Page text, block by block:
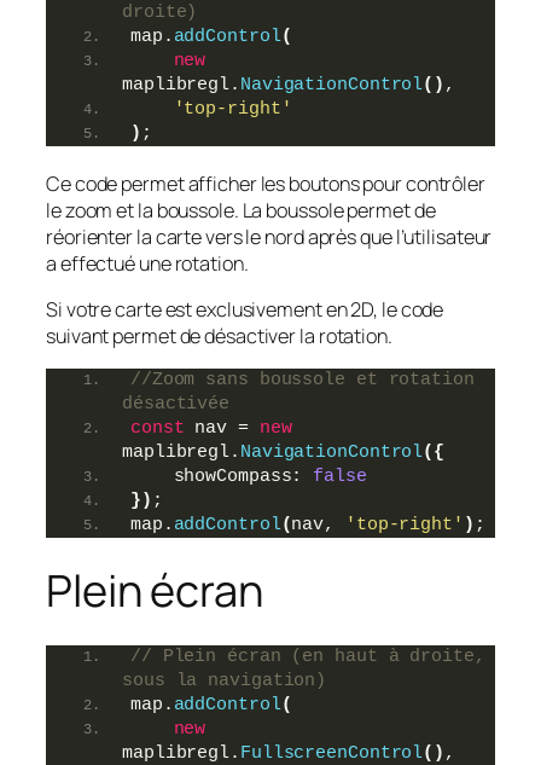
droite)
map. addControl(
new
maplibregl. NavigationControl( ) ,
'top-right'
) ;
Ce code permet afficher les boutons pour contrôler
le zoom et la boussole. La boussole permet de
réorienter la carte vers le nord après que l’utilisateur
a effectué une rotation.
Si votre carte est exclusivement en 2D, le code
suivant permet de désactiver la rotation.
//Zoom sans boussole et rotation
désactivée
const nav = new
maplibregl. NavigationControl( {
    showCompass:
false
} ) ;
map. addControl(nav, 'top-right' ) ;
Plein écran
// Plein écran (en haut à droite,
sous la navigation)
map. addControl(
new
maplibregl. FullscreenControl( ) ,